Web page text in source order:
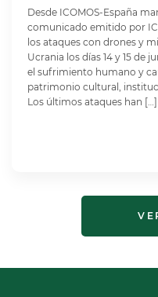
Desde ICOMOS-España
comunicado emitido por
los ataques con drones y
Ucrania los días 14 y 15 de
el sufrimiento humano y
patrimonio cultural,
Los últimos ataques han […]